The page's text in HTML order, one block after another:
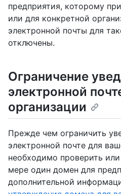
предприятия, которому
или для конкретной
электронной почты для
отключены.
Ограничение
электронной
организации
Прежде чем ограничить
электронной почте для
необходимо проверить
мере один домен для
дополнительной